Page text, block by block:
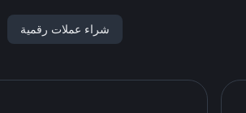
شراء عملات رقمية